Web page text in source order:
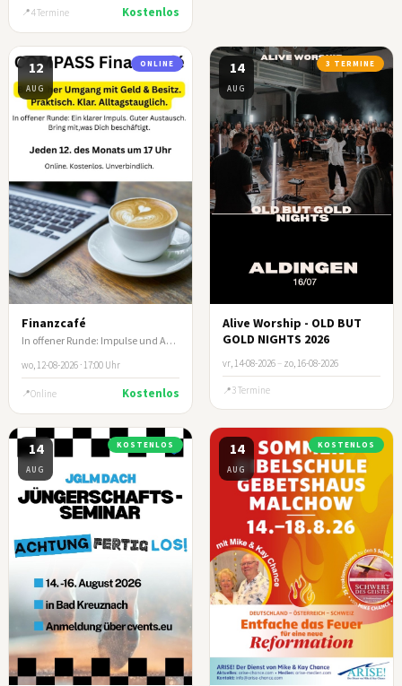
4 Termine Kostenlos
12
AUG
ONLINE
Finanzcafé
In offener Runde: Impulse und Austausch zum biblischen Umgang mit Geld und Besitz
wo, 12-08-2026 · 17:00 Uhr
Online Kostenlos
14
AUG
3 TERMINE
Alive Worship - OLD BUT
GOLD NIGHTS 2026
vr, 14-08-2026 – zo, 16-08-2026
3 Termine
14
AUG
KOSTENLOS 14
AUG
KOSTENLOS